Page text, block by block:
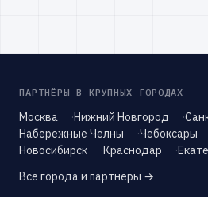
ПАРТНЁРЫ В КРУПНЫХ ГОРОДАХ
Москва Нижний Новгород
Набережные Челны
Чебоксары
Новосибирск
Краснодар
Все города и партнёры →